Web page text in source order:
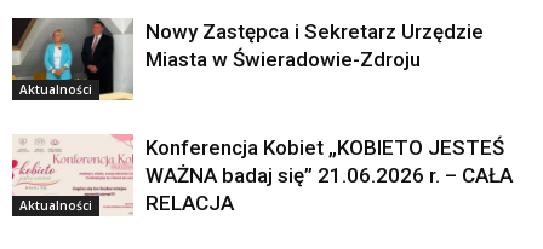
Aktualności
Nowy Zastępca i Sekretarz Urzędzie
Miasta w Świeradowie-Zdroju
Aktualności
Konferencja Kobiet „KOBIETO JESTEŚ
WAŻNA badaj się” 21.06.2026 r. – CAŁA
RELACJA